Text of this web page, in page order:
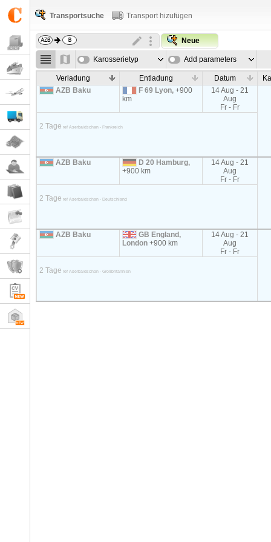
Transportsuche Transport hizufügen
Neue
Karosserietyp Add parameters
Verladung Entladung Datum
AZB Baku
F 69 Lyon,+900
km
14 Aug - 21
Aug
Fr - Fr
2 Tage ref Aserbaidschan - Frankreich
AZB Baku
D 20 Hamburg,
+900 km
14 Aug - 21
Aug
Fr - Fr
2 Tage ref Aserbaidschan - Deutschland
AZB Baku
GB England,
London+900 km
14 Aug - 21
Aug
Fr - Fr
2 Tage ref Aserbaidschan - Großbritannien